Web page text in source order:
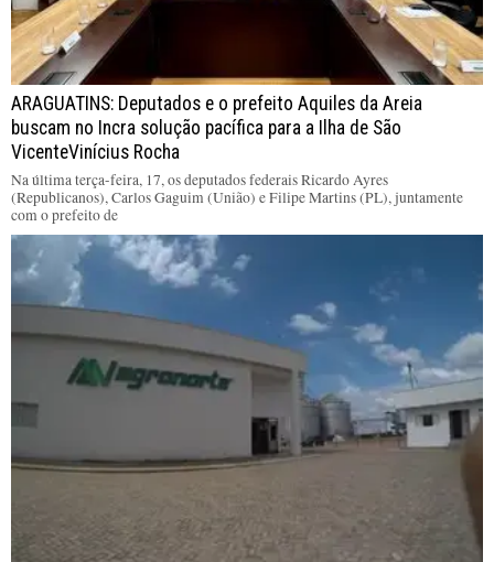
ARAGUATINS: Deputados e o prefeito Aquiles da Areia
buscam no Incra solução pacífica para a Ilha de São
VicenteVinícius Rocha
Na última terça-feira, 17, os deputados federais Ricardo Ayres
(Republicanos), Carlos Gaguim (União) e Filipe Martins (PL), juntamente
com o prefeito de